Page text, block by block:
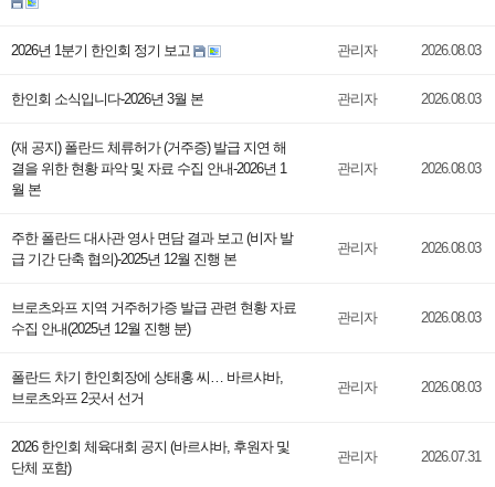
2026년 1분기 한인회 정기 보고 관리자 2026.08.03
한인회 소식입니다-2026년 3월 본 관리자 2026.08.03
(재 공지) 폴란드 체류허가 (거주증) 발급 지연 해
결을 위한 현황 파악 및 자료 수집 안내-2026년 1
월 본
관리자 2026.08.03
주한 폴란드 대사관 영사 면담 결과 보고 (비자 발
급 기간 단축 협의)-2025년 12월 진행 본
관리자 2026.08.03
브로츠와프 지역 거주허가증 발급 관련 현황 자료
수집 안내(2025년 12월 진행 분)
관리자 2026.08.03
폴란드 차기 한인회장에 상태홍 씨… 바르샤바,
브로츠와프 2곳서 선거
관리자 2026.08.03
2026 한인회 체육대회 공지 (바르샤바, 후원자 및
단체 포함)
관리자 2026.07.31